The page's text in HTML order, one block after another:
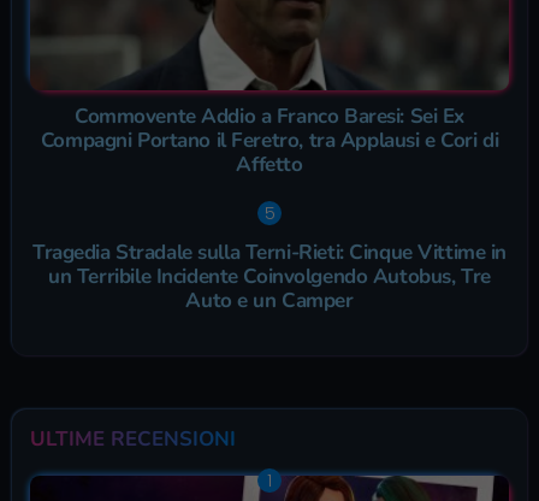
Commovente Addio a Franco Baresi: Sei Ex
Compagni Portano il Feretro, tra Applausi e Cori di
Affetto
Tragedia Stradale sulla Terni-Rieti: Cinque Vittime in
un Terribile Incidente Coinvolgendo Autobus, Tre
Auto e un Camper
ULTIME RECENSIONI